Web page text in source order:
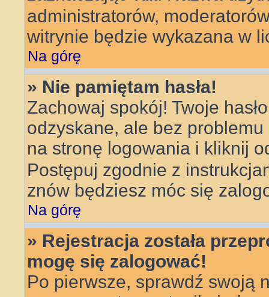
administratorów,
witrynie będzie wykazana w
Na górę
» Nie pamiętam hasła!
Zachowaj spokój! Twoje
odzyskane, ale bez
na stronę logowania i kliknij
Postępuj zgodnie z
znów będziesz móc się
Na górę
» Rejestracja została
mogę się zalogować!
Po pierwsze, sprawdź swoją